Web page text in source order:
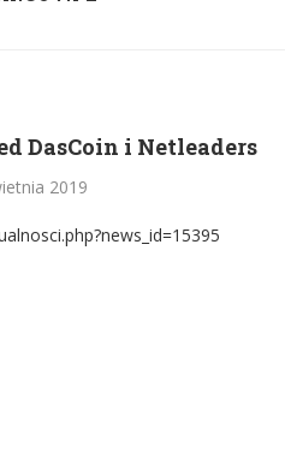
DasCoin i Netleaders
2019